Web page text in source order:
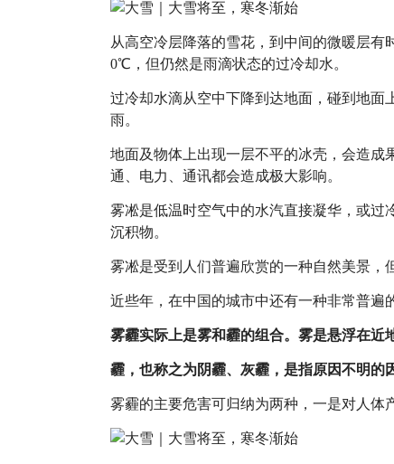
从高空冷层降落的雪花，到中间的微暖层
0℃，但仍然是雨滴状态的过冷却水。
过冷却水滴从空中下降到达地面，碰到地面
雨。
地面及物体上出现一层不平的冰壳，会造成
通、电力、通讯都会造成极大影响。
雾凇是低温时空气中的水汽直接凝华，或过
沉积物。
雾凇是受到人们普遍欣赏的一种自然美景，
近些年，在中国的城市中还有一种非常普遍
雾霾实际上是雾和霾的组合。雾是悬浮在近
霾，也称之为阴霾、灰霾，是指原因不明的
雾霾的主要危害可归纳为两种，一是对人体